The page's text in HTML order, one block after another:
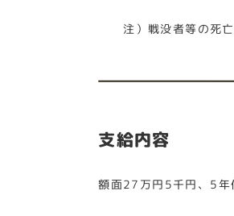
注）戦没者等の死亡
支給内容
額面27万円5千円、5年